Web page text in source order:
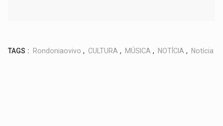
TAGS : Rondoniaovivo , CULTURA , MÚSICA , NOTÍCIA , Notícia